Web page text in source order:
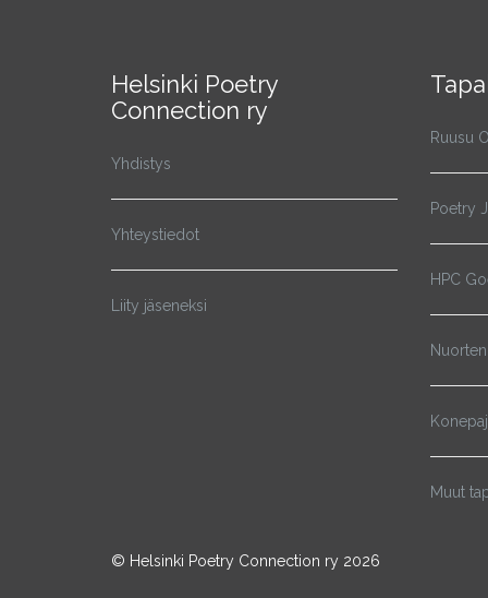
Helsinki Poetry
Connection ry
Yhdistys
Yhteystiedot
Liity jäseneksi
Ruusu
Poetry
HPC
Muut
© Helsinki Poetry Connection ry 2026